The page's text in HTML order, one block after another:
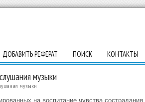
ДОБАВИТЬ РЕФЕРАТ ПОИСК КОНТАКТЫ
музыки
музыки
на воспитание чувства